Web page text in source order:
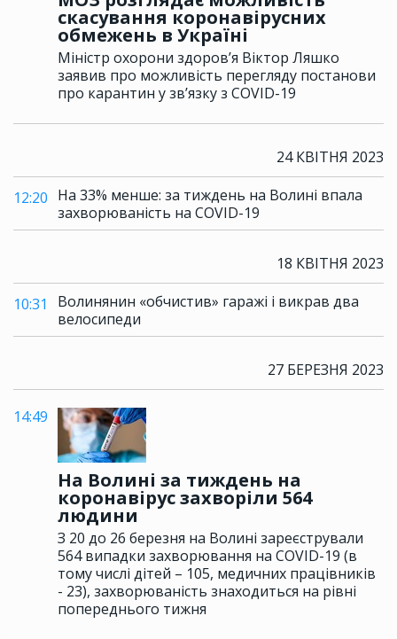
скасування коронавірусних
обмежень в Україні
Міністр охорони здоров’я Віктор Ляшко
заявив про можливість перегляду постанови
про карантин у зв’язку з COVID-19
24 КВІТНЯ 2023
12:20 На 33% менше: за тиждень на Волині впала
захворюваність на COVID-19
18 КВІТНЯ 2023
10:31
Волинянин «обчистив» гаражі і викрав два
велосипеди
27 БЕРЕЗНЯ 2023
14:49
На Волині за тиждень на
коронавірус захворіли 564
людини
З 20 до 26 березня на Волині зареєстрували
564 випадки захворювання на COVID-19 (в
тому числі дітей – 105, медичних працівників
- 23), захворюваність знаходиться на рівні
попереднього тижня